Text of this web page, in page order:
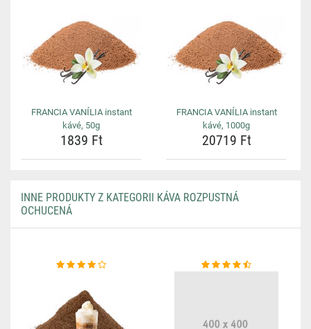
FRANCIA VANÍLIA instant
kávé, 50g
1839 Ft
FRANCIA VANÍLIA instant
kávé, 1000g
20719 Ft
INNE PRODUKTY Z KATEGORII KÁVA ROZPUSTNÁ
OCHUCENÁ